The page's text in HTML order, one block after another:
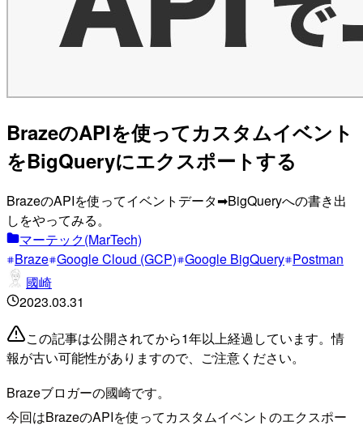
BrazeのAPIを使ってカスタムイベント
をBigQueryにエクスポートする
BrazeのAPIを使ってイベントデータ➡︎BigQueryへの書き出
しをやってみる。
マーテック(MarTech)
Braze Google Cloud (GCP) Google BigQuery Postman
國崎
2023.03.31
この記事は公開されてから1年以上経過しています。情
報が古い可能性がありますので、ご注意ください。
Brazeブロガーの國崎です。
今回はBrazeのAPIを使ってカスタムイベントのエクスポー